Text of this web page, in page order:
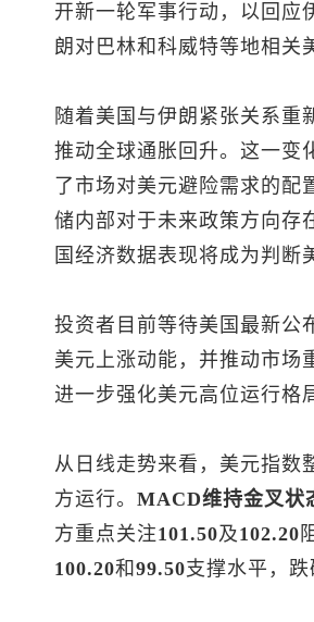
开新一轮军事行动，以回应
朗对巴林和科威特等地相关
随着美国与伊朗紧张关系重
推动全球通胀回升。这一变
了市场对美元避险需求的
储内部对于未来政策方向存
国经济数据表现将成为判断
投资者目前等待美国最新公
美元上涨动能，并推动市场
进一步强化美元高位运行格
从日线走势来看， 美元指数
方运行。 MACD维持金叉状
方重点关注101.50及102.20
100.20和 99.50支撑水平，